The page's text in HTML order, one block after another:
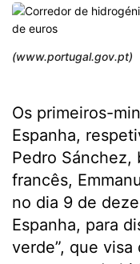
(www.portugal.gov.pt)
Os primeiros-
Espanha,
Pedro Sánchez,
francês,
no dia 9 de
Espanha, para
verde”, que